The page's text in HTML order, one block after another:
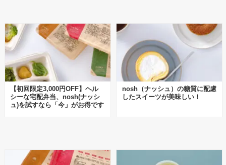
【初回限定3,000円OFF】ヘル
シーな宅配弁当、nosh(ナッシ
ュ)を試すなら「今」がお得です
nosh（ナッシュ）の糖質に配慮
したスイーツが美味しい！